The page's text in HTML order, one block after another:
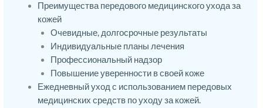
Преимущества передового медицинского ухода за
кожей
Очевидные, долгосрочные результаты
Индивидуальные планы лечения
Профессиональный надзор
Повышение уверенности в своей коже
Ежедневный уход с использованием передовых
медицинских средств по уходу за кожей.